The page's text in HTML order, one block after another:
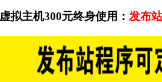
虚拟主机300元终身使用： 发布